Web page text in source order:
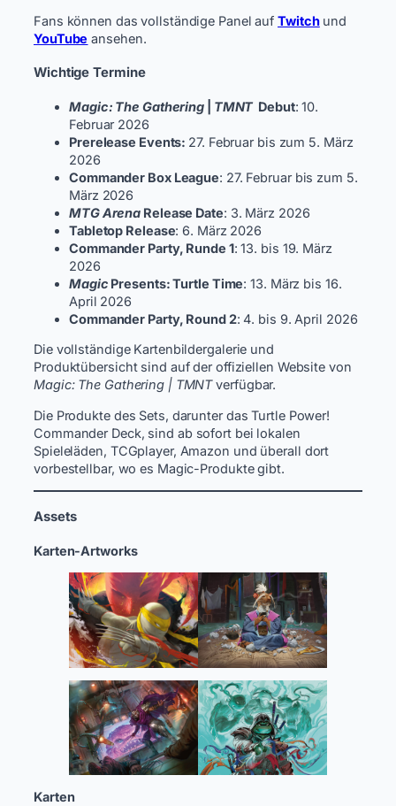
Fans können das vollständige Panel aufTwitchund
YouTube ansehen.
Wichtige Termine
Magic: The Gathering TMNT Debut: 10.
Februar 2026
Prerelease Events: 27. Februar bis zum 5. März
2026
Commander Box League: 27. Februar bis zum 5.
März 2026
MTG Arena Release Date: 3. März 2026
Tabletop Release: 6. März 2026
Commander Party, Runde 1: 13. bis 19. März
2026
Magic Presents: Turtle Time: 13. März bis 16.
April 2026
Commander Party, Round 2: 4. bis 9. April 2026
Die vollständige Kartenbildergalerie und
Produktübersicht sind auf der offiziellen Website von
Magic: The Gathering | TMNTverfügbar.
Die Produkte des Sets, darunter das Turtle Power!
Commander Deck, sind ab sofort bei lokalen
Spieleläden, TCGplayer, Amazon und überall dort
vorbestellbar, wo es Magic-Produkte gibt.
Assets
Karten-Artworks
Karten